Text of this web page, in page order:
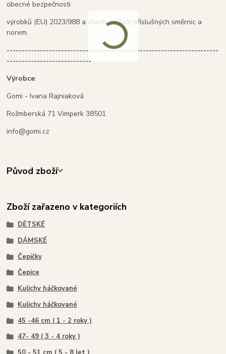
obecné bezpečnosti
výrobků (EU) 2023/988 a všech dalších příslušných směrnic a
norem.
----------------------------------------------------------------------
----------------------------
Výrobce:
Gomi - Ivana Rajniaková
Rožmberská 71 Vimperk 38501
info@gomi.cz
Původ zboží
Zboží zařazeno v kategoriích
DĚTSKÉ
DÁMSKÉ
Čepičky
Čepice
Kulichy háčkované
Kulichy háčkované
45 -46 cm ( 1 - 2 roky )
47- 49 ( 3 - 4 roky )